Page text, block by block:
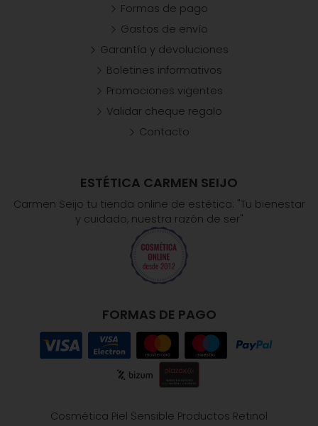
ESTÉTICA CARMEN SEIJO
Carmen Seijo tu tienda online de estética: "Tu bienestar
y cuidado, nuestra razón de ser"
FORMAS DE PAGO
Formas de pago
Gastos de envío
Garantía y devoluciones
Boletines informativos
Promociones vigentes
Validar cheque regalo
Contacto
Cosmética Piel Sensible Productos Retinol